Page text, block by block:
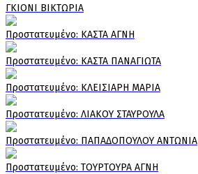
ΓΚΙΟΝΙ ΒΙΚΤΩΡΙΑ
Πρoστατευμένο: ΚΑΣΤΑ ΑΓΝΗ
Πρoστατευμένο: ΚΑΣΤΑ ΠΑΝΑΓΙΩΤΑ
Πρoστατευμένο: ΚΛΕΙΣΙΑΡΗ ΜΑΡΙΑ
Πρoστατευμένο: ΛΙΑΚΟΥ ΣΤΑΥΡΟΥΛΑ
Πρoστατευμένο: ΠΑΠΑΔΟΠΟΥΛΟΥ ΑΝΤΩΝΙΑ
Πρoστατευμένο: ΤΟΥΡΤΟΥΡΑ ΑΓΝΗ